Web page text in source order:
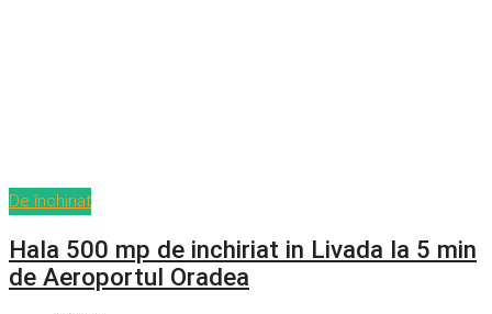
De închiriat
Hala 500 mp de inchiriat in Livada la 5 min
de Aeroportul Oradea